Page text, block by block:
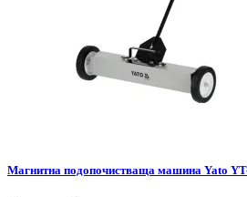
Магнитна подопочистваща машина Yato